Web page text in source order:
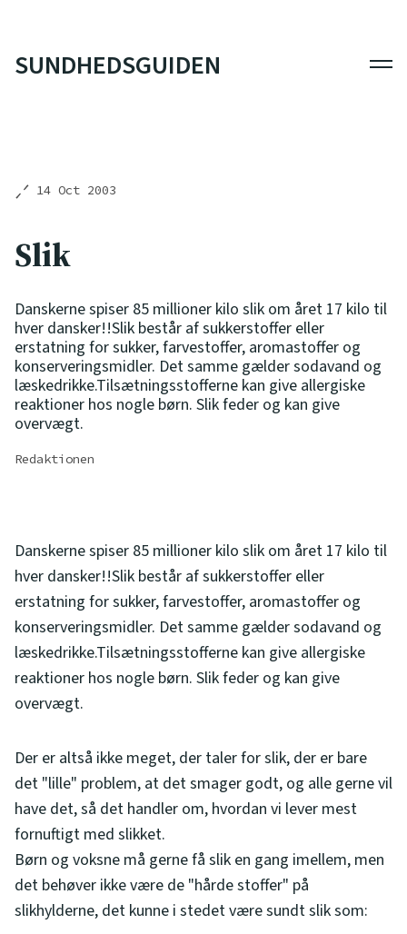
SUNDHEDSGUIDEN
14 Oct 2003
Slik
Danskerne spiser 85 millioner kilo slik om året 17 kilo til
hver dansker!!Slik består af sukkerstoffer eller
erstatning for sukker, farvestoffer, aromastoffer og
konserveringsmidler. Det samme gælder sodavand og
læskedrikke.Tilsætningsstofferne kan give allergiske
reaktioner hos nogle børn. Slik feder og kan give
overvægt.
Redaktionen
Danskerne spiser 85 millioner kilo slik om året 17 kilo til
hver dansker!!Slik består af sukkerstoffer eller
erstatning for sukker, farvestoffer, aromastoffer og
konserveringsmidler. Det samme gælder sodavand og
læskedrikke.Tilsætningsstofferne kan give allergiske
reaktioner hos nogle børn. Slik feder og kan give
overvægt.
Der er altså ikke meget, der taler for slik, der er bare
det "lille" problem, at det smager godt, og alle gerne vil
have det, så det handler om, hvordan vi lever mest
fornuftigt med slikket.
Børn og voksne må gerne få slik en gang imellem, men
det behøver ikke være de "hårde stoffer" på
slikhylderne, det kunne i stedet være sundt slik som: